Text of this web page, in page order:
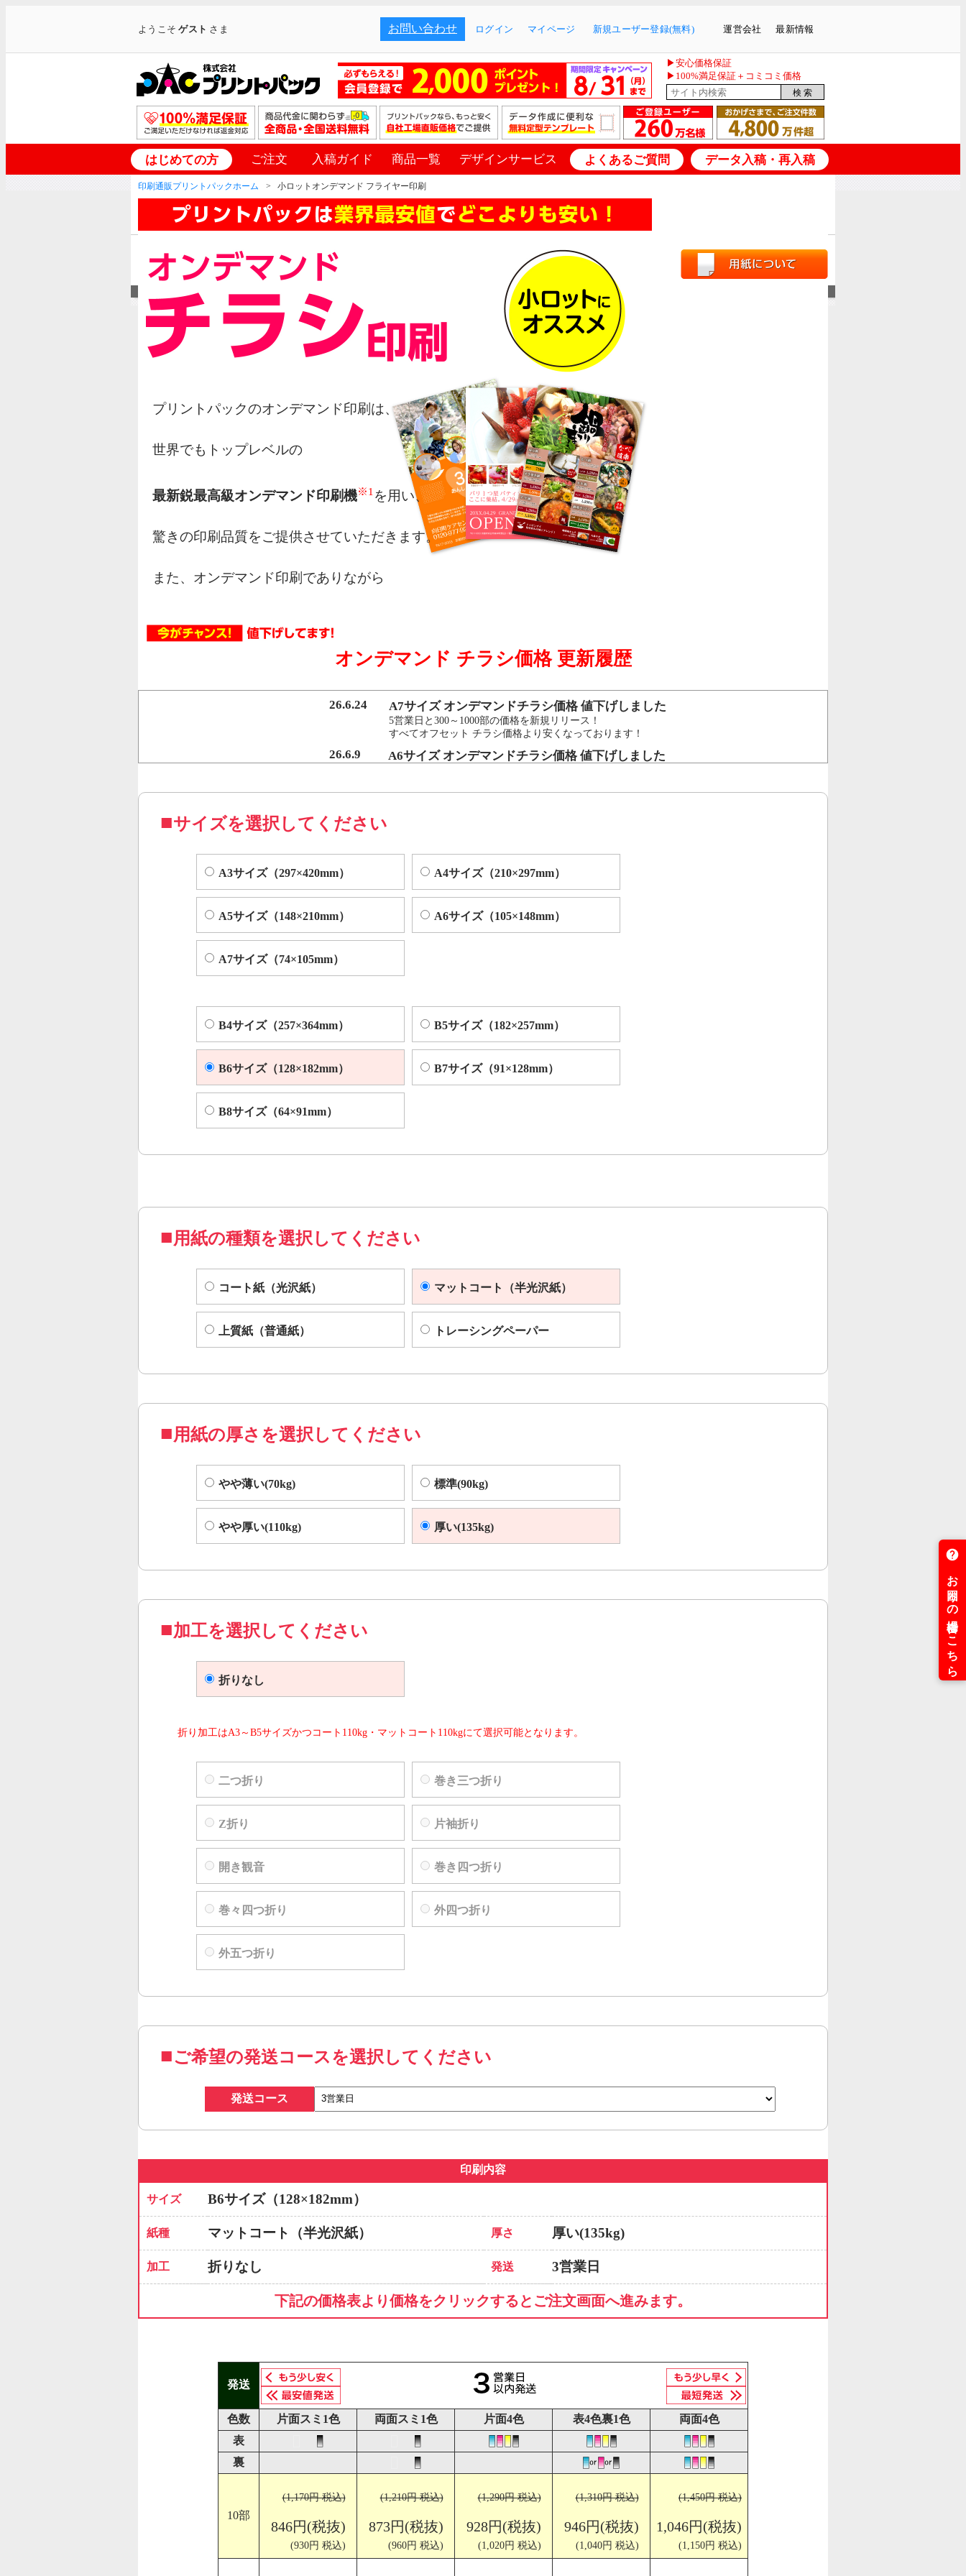
ようこそゲスト さま お問い合わせ ログイン マイページ 新規ユーザー登録(無料) 運営会社 最新情報
▶安心価格保証
▶100%満足保証＋コミコミ価格
はじめての方 ご注文 入稿ガイド 商品一覧 デザインサービス よくあるご質問 データ入稿・再入稿
印刷通販プリントパックホーム 小ロットオンデマンド フライヤー印刷
プリントパックのオンデマンド印刷は、
世界でもトップレベルの
最新鋭最高級オンデマンド印刷機※1 を用い、
驚きの印刷品質をご提供させていただきます。
また、オンデマンド印刷でありながら
行うことで、従来のオンデマンド印刷機よりも
オフセット印刷に近い品質を実現いたしました。
コピー機やレーザープリンター等によくある色ムラや汚れを、発生する前に検出し自動的に修正する技術。
オンデマンド チラシ価格 更新履歴
26.6.24 A7サイズ オンデマンドチラシ価格 値下げしました
5営業日と300～1000部の価格を新規リリース！
すべてオフセット チラシ価格より安くなっております！
26.6.9 A6サイズ オンデマンドチラシ価格 値下げしました
サイズを選択してください
A3サイズ（297×420mm） A4サイズ（210×297mm）
A5サイズ（148×210mm） A6サイズ（105×148mm）
A7サイズ（74×105mm）
B4サイズ（257×364mm） B5サイズ（182×257mm）
B6サイズ（128×182mm） B7サイズ（91×128mm）
B8サイズ（64×91mm）
用紙の種類を選択してください
コート紙（光沢紙） マットコート（半光沢紙）
上質紙（普通紙） トレーシングペーパー
用紙の厚さを選択してください
やや薄い(70kg) 標準(90kg)
やや厚い(110kg) 厚い(135kg)
加工を選択してください
折りなし
折り加工はA3～B5サイズかつコート110kg・マットコート110kgにて選択可能となります。
二つ折り 巻き三つ折り
Z折り 片袖折り
開き観音 巻き四つ折り
巻々四つ折り 外四つ折り
外五つ折り
ご希望の発送コースを選択してください
発送コース
印刷内容
サイズ B6サイズ（128×182mm）
紙種 マットコート（半光沢紙） 厚さ 厚い(135kg)
加工 折りなし 発送 3営業日
下記の価格表より価格をクリックするとご注文画面へ進みます。
発送
色数 片面スミ1色 両面スミ1色 片面4色 表4色裏1色
両面4色
表
裏
10部
(1,170円 税込)
846円(税抜)
(930円 税込)
(1,210円 税込)
873円(税抜)
(960円 税込)
(1,290円 税込)
928円(税抜)
(1,020円 税込)
(1,310円 税込)
946円(税抜)
(1,040円 税込)
(1,450円 税込)
1,046円(税抜)
(1,150円 税込)